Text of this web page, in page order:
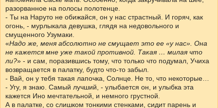
разорванное на полосы полотенце.
- Ты на Наруто не обижайся, он у нас страстный. И горяч, как
огонь, - мурлыкала девушка, глядя на недовольного и
смущенного Узумаки.
«Надо же, меня абсолютно не смущает это ее «у нас». Она
не кажется мне уже такой противной. Такая … милая что
ли?» - и сам, поразившись тому, что только что подумал, Учиха
возвращается в палатку, будто что-то забыл.
- Вай, он у тебя такая лапочка, Солнце. Не то, что некоторые…
- Угу, я знаю. Самый лучший, - улыбается он, и улыбка эта
кажется Ино мечтательной, и немного грустной.
А в палатке, со слишком тонкими стенками, сидит парень и